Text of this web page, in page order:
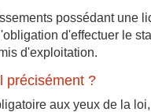
possédant une
d'effectuer le
d'exploitation.
précisément ?
aux yeux de la